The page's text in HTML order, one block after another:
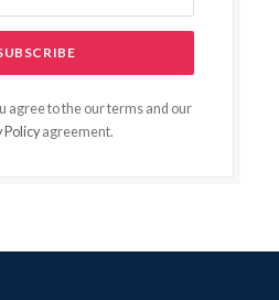
agree to the our terms and our
Policyagreement.